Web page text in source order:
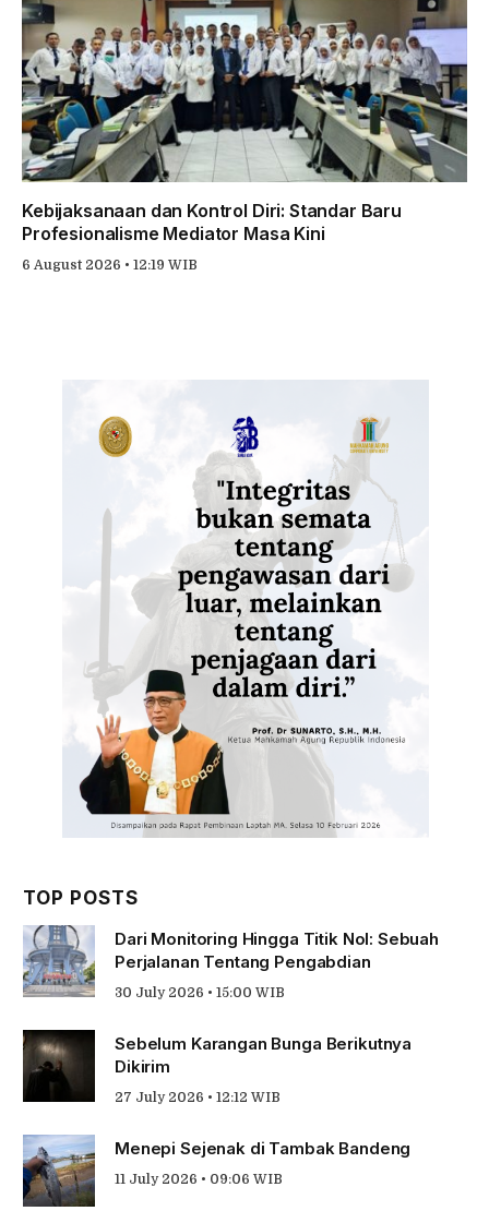
Kebijaksanaan dan Kontrol Diri: Standar Baru
Profesionalisme Mediator Masa Kini
6 August 2026 • 12:19 WIB
TOP POSTS
Dari Monitoring Hingga Titik Nol: Sebuah
Perjalanan Tentang Pengabdian
30 July 2026 • 15:00 WIB
Sebelum Karangan Bunga Berikutnya
Dikirim
27 July 2026 • 12:12 WIB
Menepi Sejenak di Tambak Bandeng
11 July 2026 • 09:06 WIB